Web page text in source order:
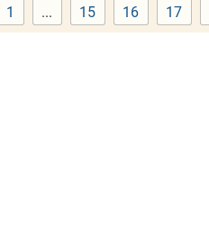
Page
1 ... Page
15 Page
16 Page
17